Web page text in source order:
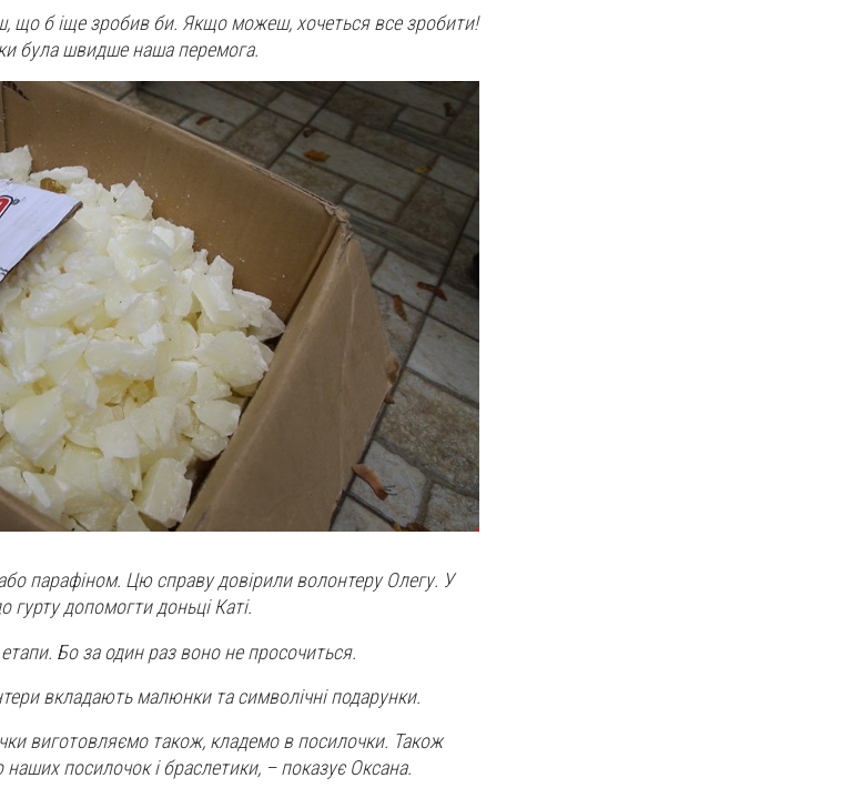
що б іще зробив би. Якщо можеш, хочеться все зробити!
була швидше наша перемога.
парафіном. Цю справу довірили волонтеру Олегу. У
гурту допомогти доньці Каті.
Бо за один раз воно не просочиться.
вкладають малюнки та символічні подарунки.
виготовляємо також, кладемо в посилочки. Також
посилочок і браслетики, – показує Оксана.